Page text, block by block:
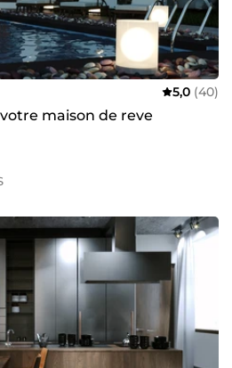
5,0 (40)
maison de reve